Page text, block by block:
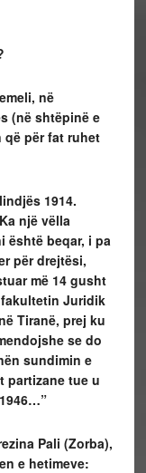
në
(në shtëpinë e
për fat ruhet
1914.
një vëlla
është beqar, i pa
për drejtësi,
më 14 gusht
Juridik
Tiranë, prej ku
se do
sundimin e
partizane tue u
Pali (Zorba),
e hetimeve: